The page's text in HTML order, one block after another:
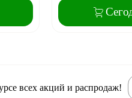
всех акций и распродаж!